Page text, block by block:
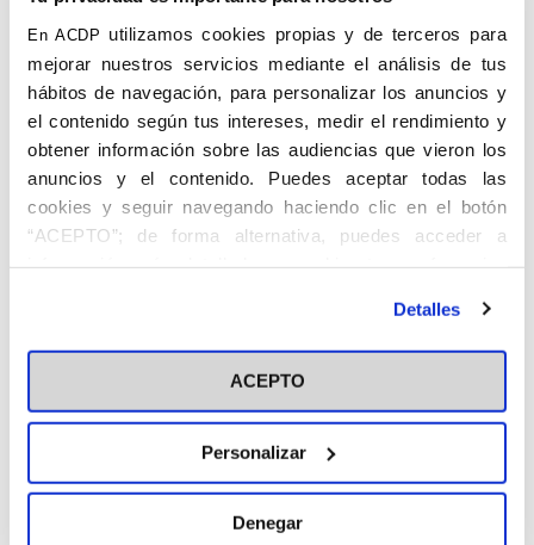
En ACDP utilizamos cookies propias y de terceros para
mejorar nuestros servicios mediante el análisis de tus
hábitos de navegación, para personalizar los anuncios y
el contenido según tus intereses, medir el rendimiento y
obtener información sobre las audiencias que vieron los
anuncios y el contenido. Puedes aceptar todas las
cookies y seguir navegando haciendo clic en el botón
“ACEPTO”; de forma alternativa, puedes acceder a
información más detallada y cambiar tus preferencias
en el botón "Personalizar". Para más información puedes
visitar nuestra Política de Cookies
Detalles
ACEPTO
Personalizar
Denegar
CORONEL VELÁZQUEZ, Antonio.
Granada, 1901 – 6.1960. Jurídico Militar.
Coronel del Cuerpo Jurídico, doctor en F
Comisión Ejecutiva de la Biblia Políglota
Matritense preparada por la Biblioteca de
Autores Cristianos. Jefe de la Sección de
Tr abajo y Acción Social del Ministerio del
humildes y huérfanos. Fue propagandista